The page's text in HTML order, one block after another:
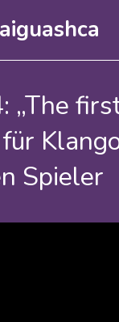
„The
für
Spieler